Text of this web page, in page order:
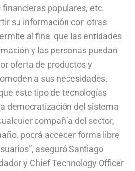
populares, etc.
su información con otras
al final que las entidades
y las personas puedan
oferta de productos y
a sus necesidades.
este tipo de tecnologías
democratización del sistema
compañía del sector,
podrá acceder forma libre
aseguró Santiago
y Chief Technology Officer